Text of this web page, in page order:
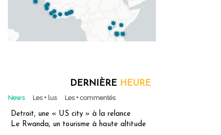
DERNIÈRE HEURE
News Les + lus Les + commentés
Detroit, une « US city » à la relance
Le Rwanda, un tourisme à haute altitude